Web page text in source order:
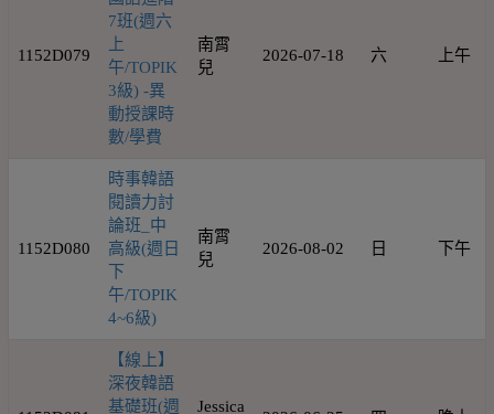
1152D079
7班(週六
上
午/TOPIK
3級) -異
動授課時
數/學費
南霄
兒
2026-07-18 六 上午
1152D080
時事韓語
閱讀力討
論班_中
高級(週日
下
午/TOPIK
4~6級)
南霄
兒
2026-08-02 日 下午
【線上】
深夜韓語
基礎班(週
Jessica